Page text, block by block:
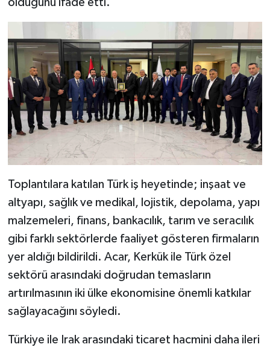
Toplantılara katılan Türk iş heyetinde; inşaat ve
altyapı, sağlık ve medikal, lojistik, depolama, yapı
malzemeleri, finans, bankacılık, tarım ve seracılık
gibi farklı sektörlerde faaliyet gösteren firmaların
yer aldığı bildirildi. Acar, Kerkük ile Türk özel
sektörü arasındaki doğrudan temasların
artırılmasının iki ülke ekonomisine önemli katkılar
sağlayacağını söyledi.
Türkiye ile Irak arasındaki ticaret hacmini daha ileri